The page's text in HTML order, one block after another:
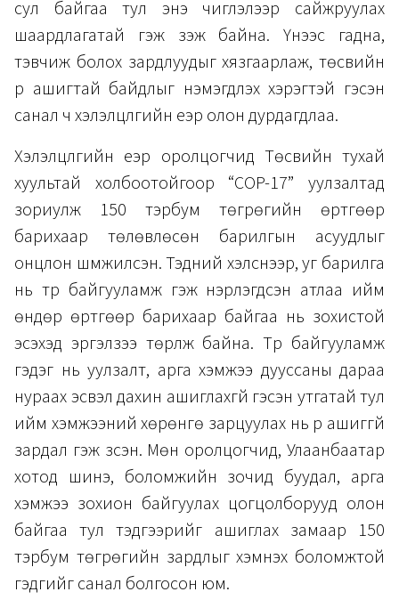
сул байгаа тул энэ чиглэлээр сайжруулах
шаардлагатай гэж үзэж байна. Үүнээс гадна,
тэвчиж болох зардлуудыг хязгаарлаж, төсвийн
үр ашигтай байдлыг нэмэгдүүлэх хэрэгтэй гэсэн
санал ч хэлэлцүүлгийн үеэр олон дурдагдлаа.
Хэлэлцүүлгийн үеэр оролцогчид Төсвийн тухай
хуультай холбоотойгоор “COP-17” уулзалтад
зориулж 150 тэрбум төгрөгийн өртгөөр
барихаар төлөвлөсөн барилгын асуудлыг
онцлон шүүмжилсэн. Тэдний хэлснээр, уг барилга
нь түр байгууламж гэж нэрлэгдсэн атлаа ийм
өндөр өртгөөр барихаар байгаа нь зохистой
эсэхэд эргэлзээ төрүүлж байна. Түр байгууламж
гэдэг нь уулзалт, арга хэмжээ дууссаны дараа
нураах эсвэл дахин ашиглахгүй гэсэн утгатай тул
ийм хэмжээний хөрөнгө зарцуулах нь үр ашиггүй
зардал гэж үзсэн. Мөн оролцогчид, Улаанбаатар
хотод шинэ, боломжийн зочид буудал, арга
хэмжээ зохион байгуулах цогцолборууд олон
байгаа тул тэдгээрийг ашиглах замаар 150
тэрбум төгрөгийн зардлыг хэмнэх боломжтой
гэдгийг санал болгосон юм.